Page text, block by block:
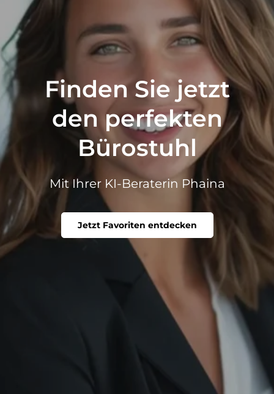
Finden Sie jetzt
den perfekten
Bürostuhl
Mit Ihrer KI-Beraterin Phaina
Jetzt Favoriten entdecken